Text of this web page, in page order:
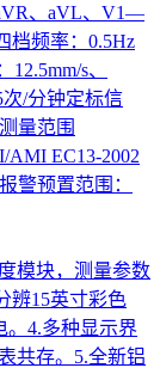
、aVL、V1—
档频率：0.5Hz
s、
次/分钟定标信
量范围
AMI EC13-2002
警预置范围：
模块，测量参数
辨15英寸彩色
。4.多种显示界
共存。5.全新铝